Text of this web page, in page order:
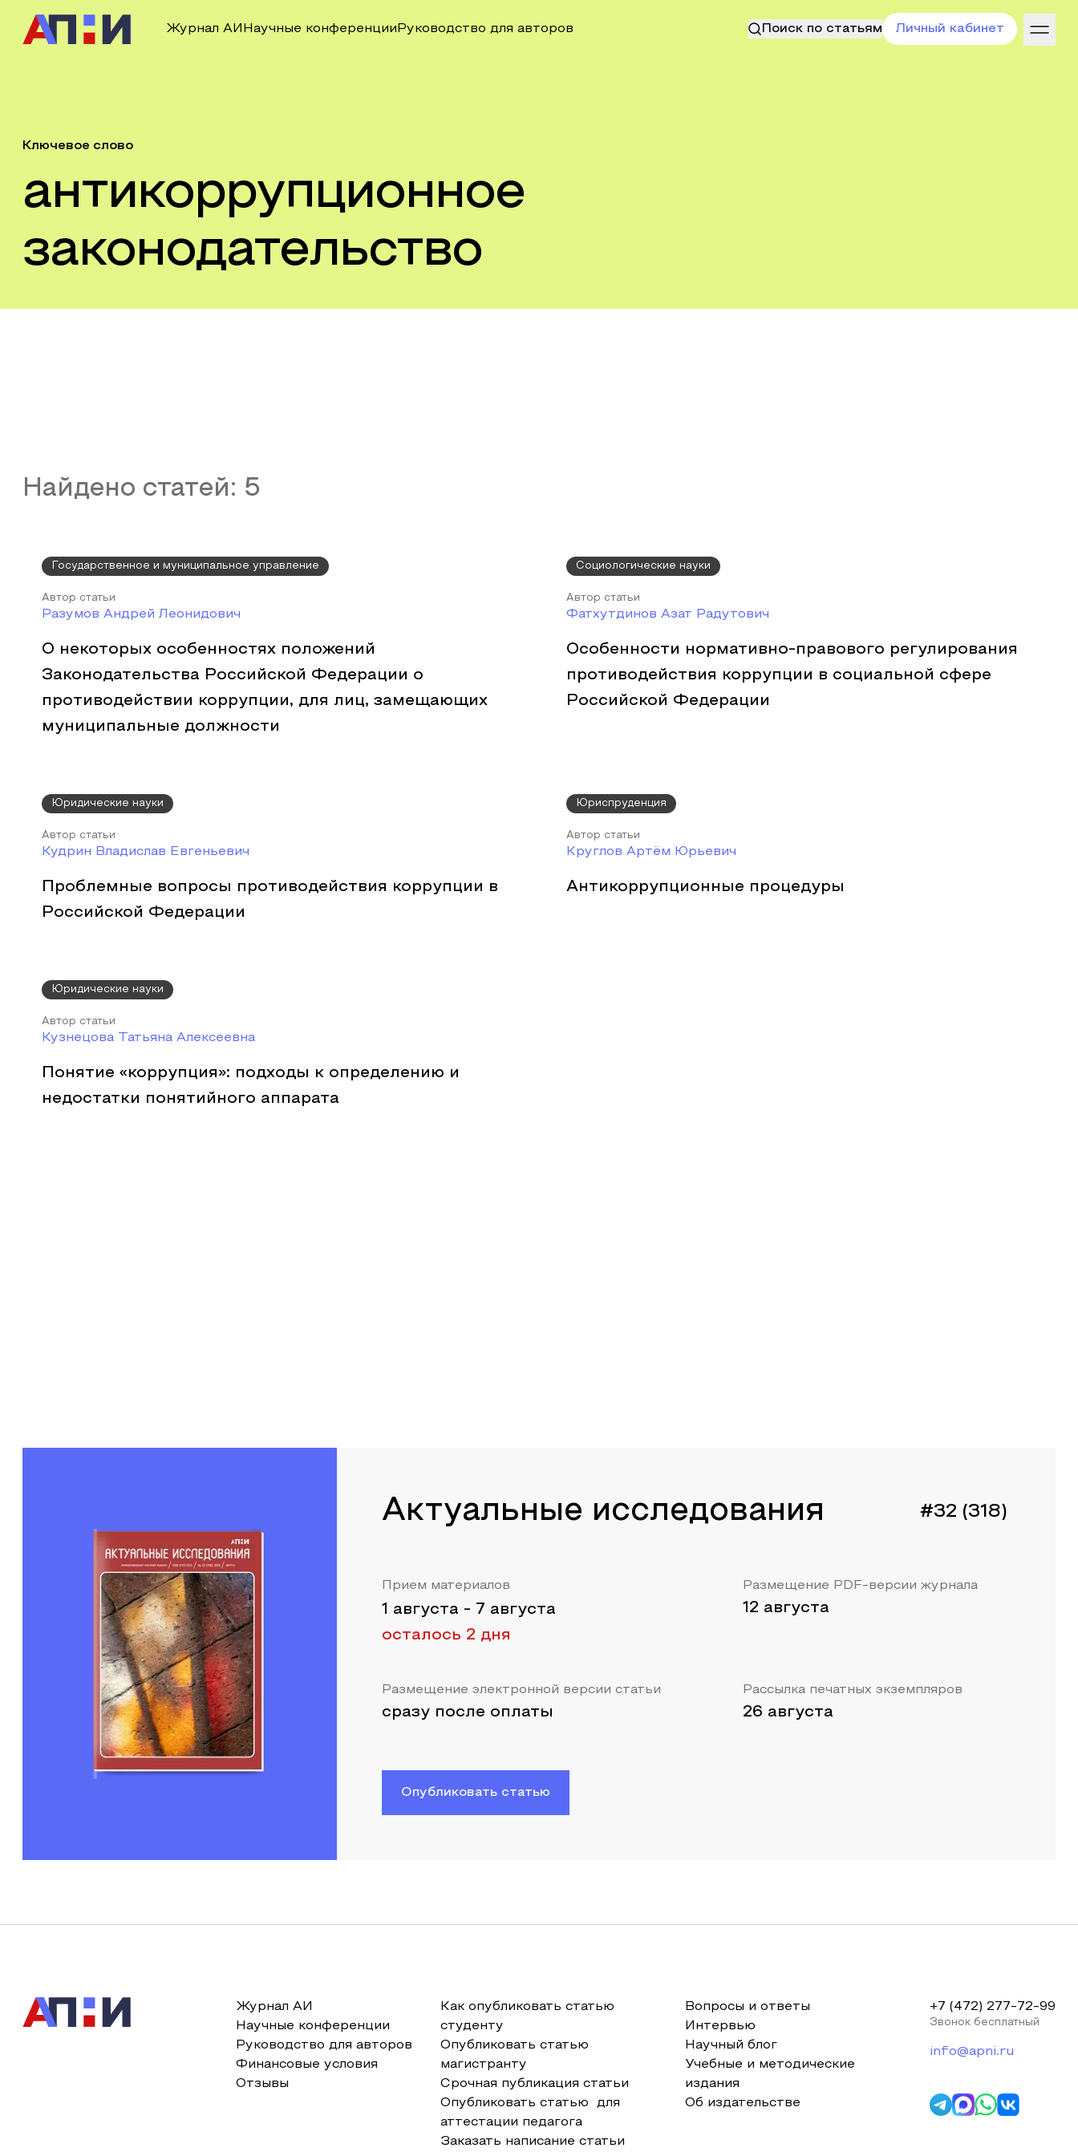
Журнал АИ Научные конференции Руководство для авторов Поиск по статьям Личный кабинет
Ключевое слово
антикоррупционное
законодательство
Найдено статей: 5
Государственное и муниципальное управление
Автор статьи
Разумов Андрей Леонидович
О некоторых особенностях положений
Законодательства Российской Федерации о
противодействии коррупции, для лиц, замещающих
муниципальные должности
Социологические науки
Автор статьи
Фатхутдинов Азат Радутович
Особенности нормативно-правового регулирования
противодействия коррупции в социальной сфере
Российской Федерации
Юридические науки
Автор статьи
Кудрин Владислав Евгеньевич
Проблемные вопросы противодействия коррупции в
Российской Федерации
Юриспруденция
Автор статьи
Круглов Артём Юрьевич
Антикоррупционные процедуры
Юридические науки
Автор статьи
Кузнецова Татьяна Алексеевна
Понятие «коррупция»: подходы к определению и
недостатки понятийного аппарата
Актуальные исследования #32 (318)
Прием материалов
1 августа - 7 августа
осталось 2 дня
Размещение PDF-версии журнала
12 августа
Размещение электронной версии статьи
сразу после оплаты
Рассылка печатных экземпляров
26 августа
Опубликовать статью
Журнал АИ
Научные конференции
Руководство для авторов
Финансовые условия
Отзывы
Как опубликовать статью
студенту
Опубликовать статью
магистранту
Срочная публикация статьи
Опубликовать статью для
аттестации педагога
Заказать написание статьи
Вопросы и ответы
Интервью
Научный блог
Учебные и методические
издания
Об издательстве
+7 (472) 277-72-99
Звонок бесплатный
info@apni.ru